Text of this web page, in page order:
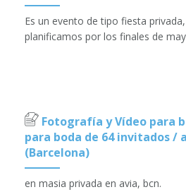
Es un evento de tipo fiesta
planificamos por los finales de
Fotografía y Vídeo para
para boda de 64 invitados /
(Barcelona)
en masia privada en avia, bcn.